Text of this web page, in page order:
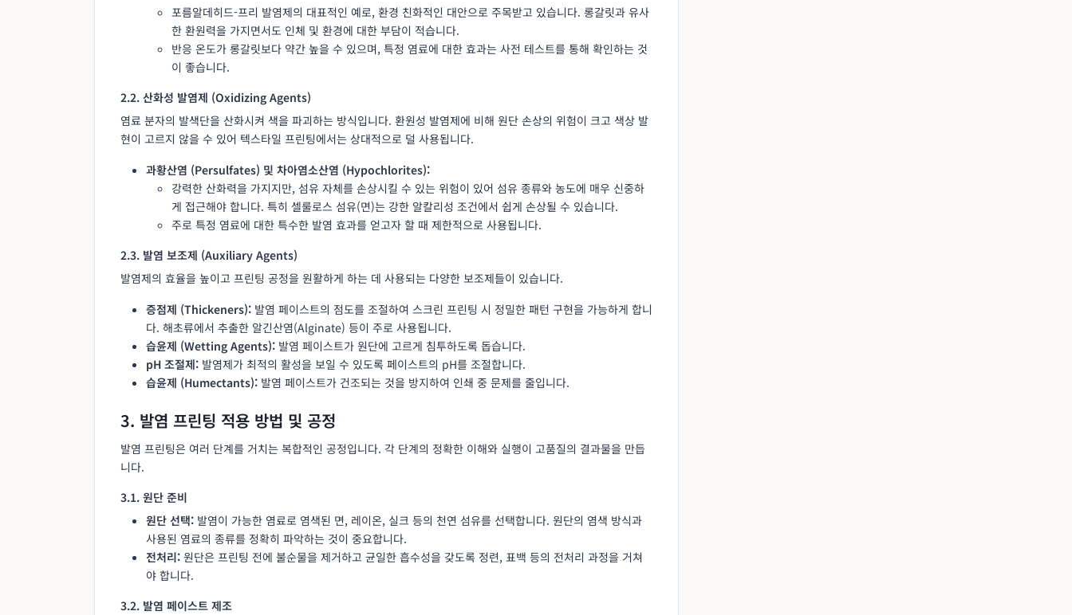
포름알데히드-프리 발염제의 대표적인 예로, 환경 친화적인 대안으로 주목받고 있습니다. 롱갈릿과 유사
한 환원력을 가지면서도 인체 및 환경에 대한 부담이 적습니다.
반응 온도가 롱갈릿보다 약간 높을 수 있으며, 특정 염료에 대한 효과는 사전 테스트를 통해 확인하는 것
이 좋습니다.
2.2. 산화성 발염제 (Oxidizing Agents)
염료 분자의 발색단을 산화시켜 색을 파괴하는 방식입니다. 환원성 발염제에 비해 원단 손상의 위험이 크고 색상 발
현이 고르지 않을 수 있어 텍스타일 프린팅에서는 상대적으로 덜 사용됩니다.
과황산염 (Persulfates) 및 차아염소산염 (Hypochlorites):
강력한 산화력을 가지지만, 섬유 자체를 손상시킬 수 있는 위험이 있어 섬유 종류와 농도에 매우 신중하
게 접근해야 합니다. 특히 셀룰로스 섬유(면)는 강한 알칼리성 조건에서 쉽게 손상될 수 있습니다.
주로 특정 염료에 대한 특수한 발염 효과를 얻고자 할 때 제한적으로 사용됩니다.
2.3. 발염 보조제 (Auxiliary Agents)
발염제의 효율을 높이고 프린팅 공정을 원활하게 하는 데 사용되는 다양한 보조제들이 있습니다.
증점제 (Thickeners): 발염 페이스트의 점도를 조절하여 스크린 프린팅 시 정밀한 패턴 구현을 가능하게 합니
다. 해초류에서 추출한 알긴산염(Alginate) 등이 주로 사용됩니다.
습윤제 (Wetting Agents): 발염 페이스트가 원단에 고르게 침투하도록 돕습니다.
pH 조절제: 발염제가 최적의 활성을 보일 수 있도록 페이스트의 pH를 조절합니다.
습윤제 (Humectants): 발염 페이스트가 건조되는 것을 방지하여 인쇄 중 문제를 줄입니다.
3. 발염 프린팅 적용 방법 및 공정
발염 프린팅은 여러 단계를 거치는 복합적인 공정입니다. 각 단계의 정확한 이해와 실행이 고품질의 결과물을 만듭
니다.
3.1. 원단 준비
원단 선택: 발염이 가능한 염료로 염색된 면, 레이온, 실크 등의 천연 섬유를 선택합니다. 원단의 염색 방식과
사용된 염료의 종류를 정확히 파악하는 것이 중요합니다.
전처리: 원단은 프린팅 전에 불순물을 제거하고 균일한 흡수성을 갖도록 정련, 표백 등의 전처리 과정을 거쳐
야 합니다.
3.2. 발염 페이스트 제조